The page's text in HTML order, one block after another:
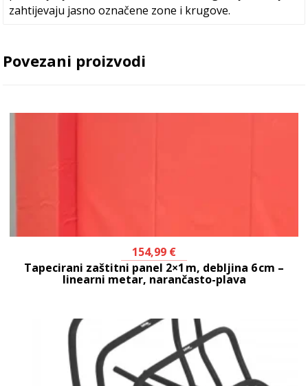
zahtijevaju jasno označene zone i krugove.
Povezani proizvodi
154,99 €
Tapecirani zaštitni panel 2×1 m, debljina 6 cm –
linearni metar, narančasto-plava